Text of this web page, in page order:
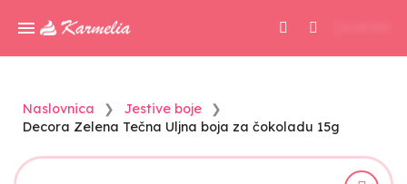
Naslovnica
Jestive boje
Decora Zelena Tečna Uljna boja za čokoladu 15g